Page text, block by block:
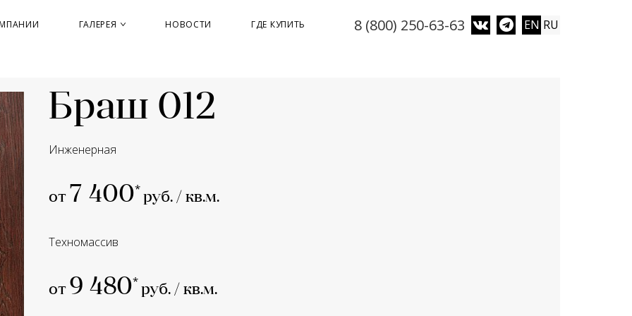
8 (800) 250-63-63 EN RU
ГАЛЕРЕЯ НОВОСТИ ГДЕ КУПИТЬ
Браш 012
Инженерная
от 7 400 руб. / кв.м.
Техномассив
от 9 480 руб. / кв.м.